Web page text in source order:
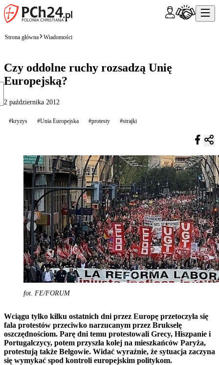
Strona główna Wiadomości
Czy oddolne ruchy rozsadzą Unię
Europejską?
2 października 2012
#kryzys #Unia Europejska #protesty #strajki
fot. FE/FORUM
Wciągu tylko kilku ostatnich dni przez Europę przetoczyła się
fala protestów przeciwko narzucanym przez Brukselę
oszczędnościom. Parę dni temu protestowali Grecy, Hiszpanie i
Portugalczycy, potem przyszła kolej na mieszkańców Paryża,
protestują także Belgowie. Widać wyraźnie, że sytuacja zaczyna
się wymykać spod kontroli europejskim politykom.